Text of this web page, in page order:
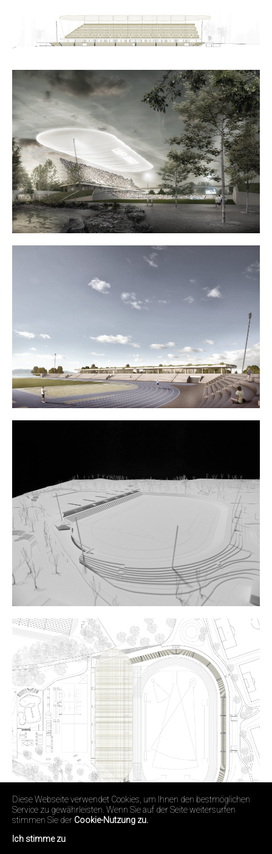
Diese Webseite verwendet Cookies, um Ihnen den bestmöglichen
Service zu gewährleisten. Wenn Sie auf der Seite weitersurfen
stimmen Sie der Cookie-Nutzung zu.
Ich stimme zu